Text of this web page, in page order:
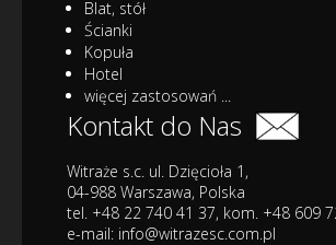
Blat, stół
Ścianki
Kopuła
Hotel
więcej zastosowań ...
Kontakt do Nas
Witraże s.c. ul. Dzięcioła 1,
04-988 Warszawa, Polska
tel. +48 22 740 41 37, kom. +48 609
e-mail: info@witrazesc.com.pl